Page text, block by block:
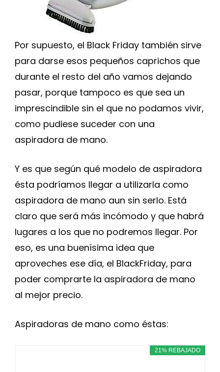
Por supuesto, el Black Friday también sirve
para darse esos pequeños caprichos que
durante el resto del año vamos dejando
pasar, porque tampoco es que sea un
imprescindible sin el que no podamos vivir,
como pudiese suceder con una
aspiradora de mano.
Y es que según qué modelo de aspiradora
ésta podríamos llegar a utilizarla como
aspiradora de mano aun sin serlo. Está
claro que será más incómodo y que habrá
lugares a los que no podremos llegar. Por
eso, es una buenísima idea que
aproveches ese día, el BlackFriday, para
poder comprarte la aspiradora de mano
al mejor precio.
Aspiradoras de mano como éstas:
21% REBAJADO